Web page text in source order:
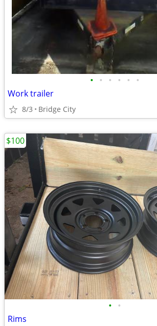
• • • • • •
Work trailer
8/3 Bridge City
• •
Rims
$100